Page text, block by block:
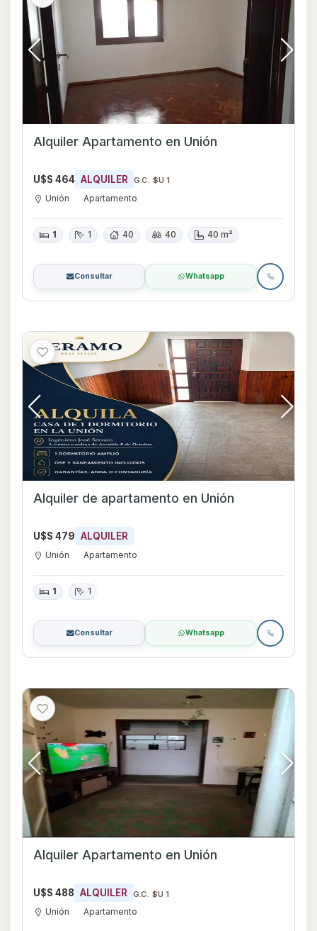
Alquiler Apartamento en Unión
U$S 464 ALQUILER G.C. $U 1
Unión Apartamento
1 1 40 40 40 m²
Consultar Whatsapp
Alquiler de apartamento en Unión
U$S 479 ALQUILER
Unión Apartamento
1 1
Consultar Whatsapp
Alquiler Apartamento en Unión
U$S 488 ALQUILER G.C. $U 1
Unión Apartamento